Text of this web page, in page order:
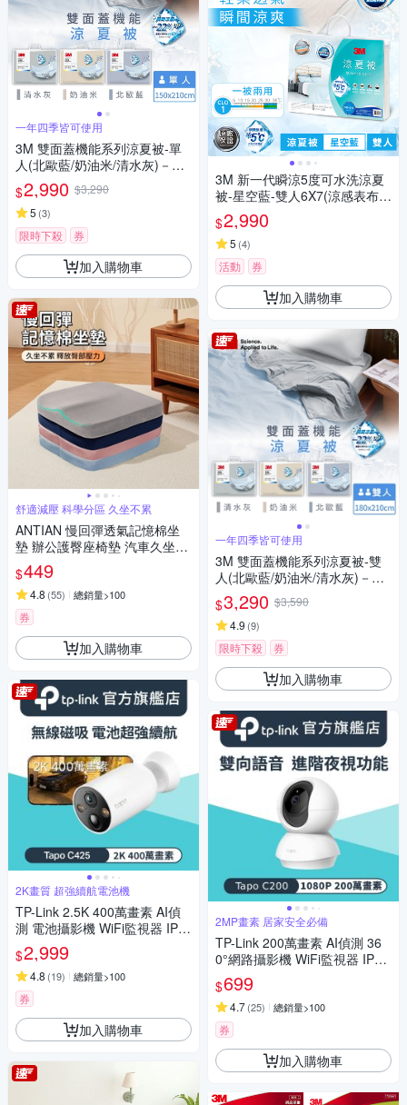
一年四季皆可使用
3M 雙面蓋機能系列涼夏被-單
人(北歐藍/奶油米/清水灰)－三
色任選
$2,990 $3,290
5 (3)
限時下殺 券
加入購物車
舒適減壓 科學分區 久坐不累
ANTIAN 慢回彈透氣記憶棉坐
墊 辦公護臀座椅墊 汽車久坐舒
適屁股墊 學生教室宿舍凳子墊
$449
4.8 (55) 總銷量>100
券
加入購物車
2K畫質 超強續航電池機
TP-Link 2.5K 400萬畫素 AI偵
測 電池攝影機 WiFi監視器 IPC
AM (IP66//支援512G /Tapo C4
25)
$2,999
4.8 (19) 總銷量>100
券
加入購物車
3M 新一代瞬涼5度可水洗涼夏
被-星空藍-雙人6X7(涼感表布舒
適再升級)
$2,990
5 (4)
活動 券
加入購物車
一年四季皆可使用
3M 雙面蓋機能系列涼夏被-雙
人(北歐藍/奶油米/清水灰)－三
色任選
$3,290 $3,590
4.9 (9)
限時下殺 券
加入購物車
2MP畫素 居家安全必備
TP-Link 200萬畫素 AI偵測 36
0°網路攝影機 WiFi監視器 IPCA
M (雙向語音/支援512G /寵物/
嬰兒/長輩/Tapo C200)
$699
4.7(25) 總銷量>100
券
加入購物車